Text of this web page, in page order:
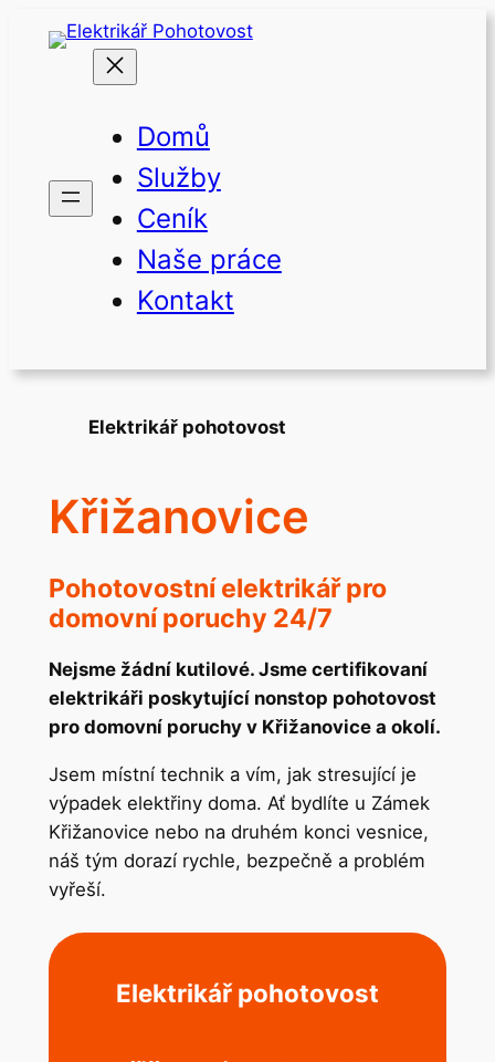
Přeskočit
Domů
Služby
Ceník
Naše práce
Kontakt
Elektrikář pohotovost
Křižanovice
Pohotovostní elektrikář pro
domovní poruchy 24/7
Nejsme žádní kutilové. Jsme certifikovaní
elektrikáři poskytující nonstop pohotovost
pro domovní poruchy v Křižanovice a okolí.
Jsem místní technik a vím, jak stresující je
výpadek elektřiny doma. Ať bydlíte u Zámek
Křižanovice nebo na druhém konci vesnice,
náš tým dorazí rychle, bezpečně a problém
vyřeší.
Elektrikář pohotovost